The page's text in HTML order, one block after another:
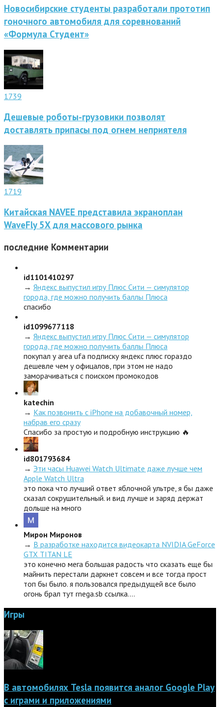
Новосибирские студенты разработали прототип
гоночного автомобиля для соревнований
«Формула Студент»
1739
Дешевые роботы-грузовики позволят
доставлять припасы под огнем неприятеля
1719
Китайская NAVEE представила экраноплан
WaveFly 5X для массового рынка
последние Комментарии
id1101410297
→ Яндекс выпустил игру Плюс Сити — симулятор
города, где можно получить баллы Плюса
спасибо
id1099677118
→ Яндекс выпустил игру Плюс Сити — симулятор
города, где можно получить баллы Плюса
покупал у area ufa подписку яндекс плюс гораздо
дешевле чем у офицалов, при этом не надо
заморачиваться с поиском промокодов
katechin
→ Как позвонить с iPhone на добавочный номер,
набрав его сразу
Спасибо за простую и подробную инструкцию 🔥
id801793684
→ Эти часы Huawei Watch Ultimate даже лучше чем
Apple Watch Ultra
это пока что лучший ответ яблочной ультре, я бы даже
сказал сокрушительный. и вид лучше и заряд держат
дольше на много
Мирон Миронов
→ В разработке находится видеокарта NVIDIA GeForce
GTX TITAN LE
это конечно мега большая радость что сказать еще бы
майнить перестали даркнет совсем и все тогда прост
топ бы было. я пользовался предыдущей все было
огонь брал тут rnega.sb ссылка.…
Игры
В автомобилях Tesla появится аналог Google Play
с играми и приложениями